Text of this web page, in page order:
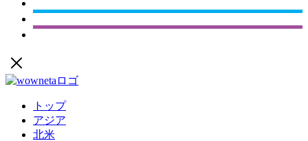
トップ
アジア
北米